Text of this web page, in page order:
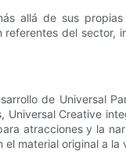
allá de sus
del sector,
de Universal
Universal Creative
atracciones y la
material original a